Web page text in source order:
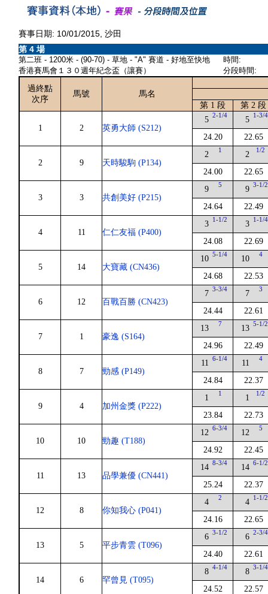
賽事日期: 10/01/2015, 沙田
第 4 場
第二班 - 1200米 - (90-70) - 草地 - "A" 賽道 - 好地至快地
香港賽馬會１３０週年紀念盃（讓賽）
時間:
分段時間:
過終點
次序
馬號
馬名
第 1 段
第 2 段
1 2 英勇大師 (S212)
5 2-1/4
24.20
5 1-3/4
22.65
2 9 天時駿駒 (P134)
2 1
24.00
2 1/2
22.65
3 3 共創美好 (P215)
9 5
24.64
9 3-1/2
22.49
4 11 仁仁友福 (P400)
3 1-1/2
24.08
3 1-1/4
22.69
5 14 大寶藏 (CN436)
10 5-1/4
24.68
10 4
22.53
6 12 百戰百勝 (CN423)
7 3-3/4
24.44
7 3
22.61
7 1 豪逸 (S164)
13 7
24.96
13 5-1/2
22.49
8 7 勁感 (P149)
11 6-1/4
24.84
11 4
22.37
9 4 加州金獎 (P222)
1 1
23.84
1 1/2
22.73
10 10 勁趣 (T188)
12 6-3/4
24.92
12 5
22.45
11 13 品學兼優 (CN441)
14 8-3/4
25.24
14 6-1/2
22.37
12 8 你知我心 (P041)
4 2
24.16
4 1-1/2
22.65
13 5 平步青雲 (T096)
6 3-1/2
24.40
6 2-3/4
22.61
14 6 罕曾見 (T095)
8 4-1/4
24.52
8 3-1/4
22.57